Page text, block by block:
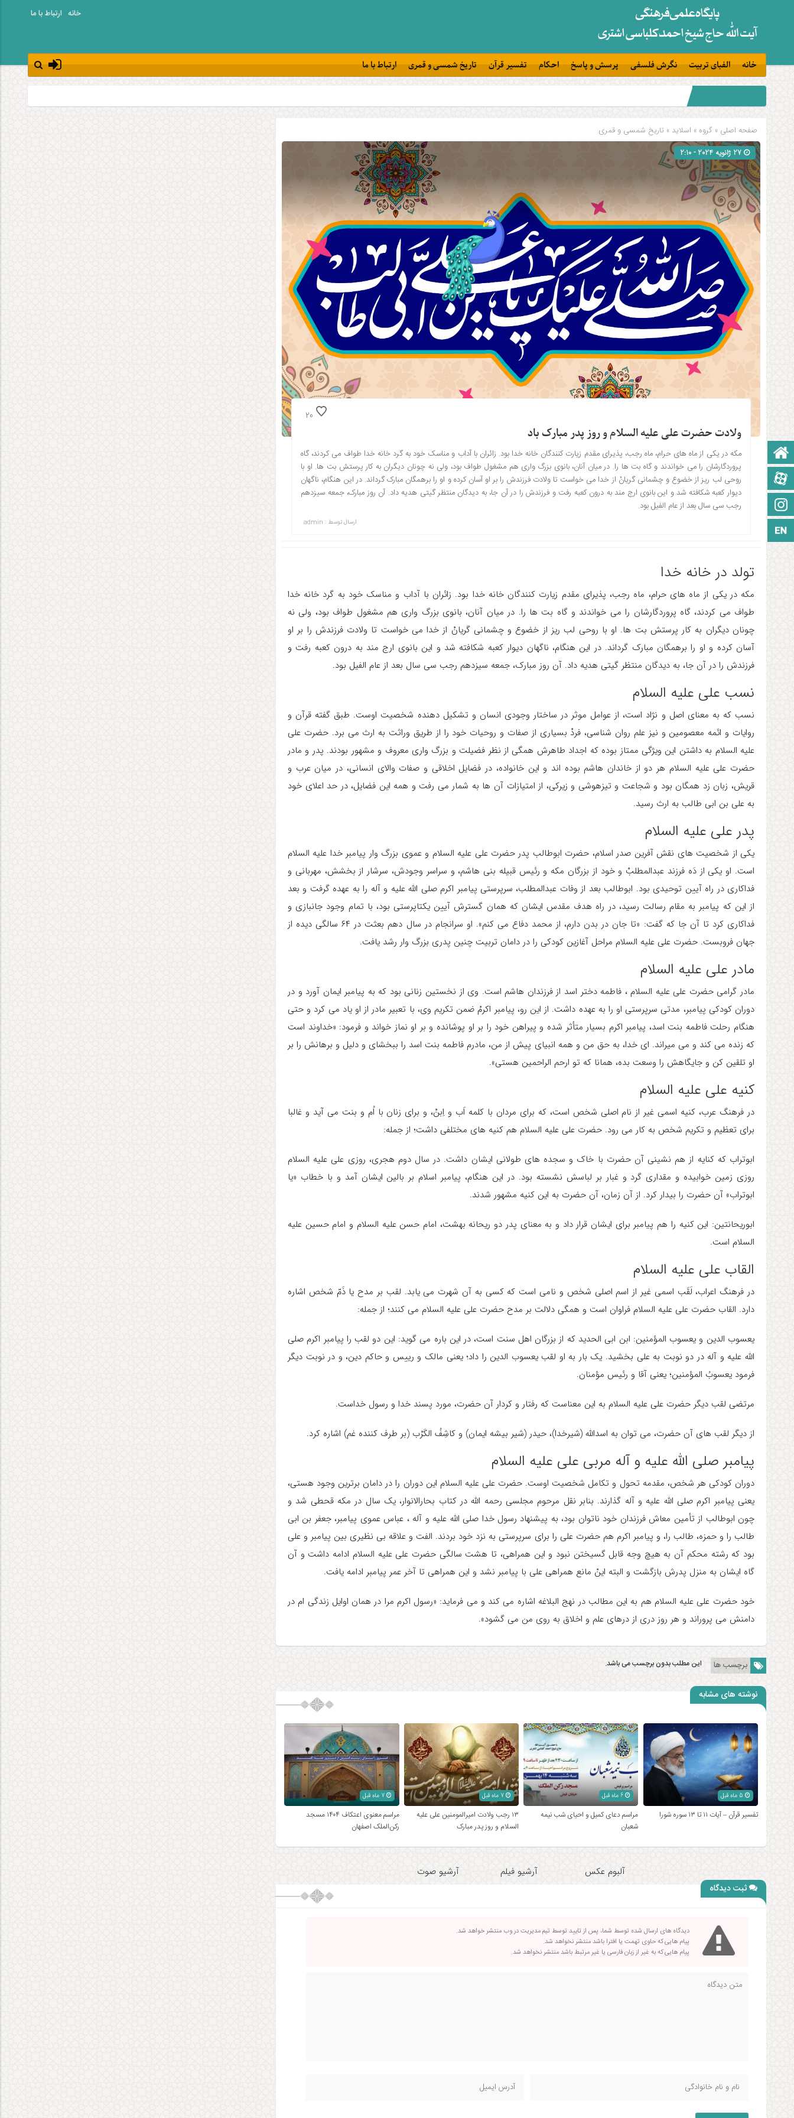
خانه ارتباط با ما
خانه الفبای تربیت نگرش فلسفی پرسش و پاسخ احکام تفسیر قرآن تاریخ شمسی و قمری ارتباط با ما
صفحه نخست
اینستاگرام
صفحه اصلی » گروه » اسلاید » تاریخ شمسی و قمری
20
ولادت حضرت علی علیه السلام و روز پدر مبارک باد
مکه در یکی از ماه های حرام، ماه رجب، پذیرای مقدم زیارت کنندگان خانه خدا بود. زائران با آداب و مناسک خود به گرد خانه خدا طواف می کردند، گاه
پروردگارشان را می خواندند و گاه بت ها را. در میان آنان، بانوی بزرگ واری هم مشغول طواف بود، ولی نه چونان دیگران به کار پرستش بت ها. او با
روحی لب ریز از خضوع و چشمانی گریانْ از خدا می خواست تا ولادت فرزندش را بر او آسان کرده و او را برهمگان مبارک گرداند. در این هنگام، ناگهان
دیوار کعبه شکافته شد و این بانوی ارج مند به درون کعبه رفت و فرزندش را در آن جا، به دیدگان منتظر گیتی هدیه داد. آن روز مبارک، جمعه سیزدهم
رجب سی سال بعد از عام الفیل بود.
ارسال توسط : admin
تولد در خانه خدا
مکه در یکی از ماه های حرام، ماه رجب، پذیرای مقدم زیارت کنندگان خانه خدا بود. زائران با آداب و مناسک خود به گرد خانه خدا
طواف می کردند، گاه پروردگارشان را می خواندند و گاه بت ها را. در میان آنان، بانوی بزرگ واری هم مشغول طواف بود، ولی نه
چونان دیگران به کار پرستش بت ها. او با روحی لب ریز از خضوع و چشمانی گریانْ از خدا می خواست تا ولادت فرزندش را بر او
آسان کرده و او را برهمگان مبارک گرداند. در این هنگام، ناگهان دیوار کعبه شکافته شد و این بانوی ارج مند به درون کعبه رفت و
فرزندش را در آن جا، به دیدگان منتظر گیتی هدیه داد. آن روز مبارک، جمعه سیزدهم رجب سی سال بعد از عام الفیل بود.
نسب علی علیه السلام
نسب که به معنای اصل و نژاد است، از عوامل موثر در ساختار وجودی انسان و تشکیل دهنده شخصیت اوست. طبق گفته قرآن و
روایات و ائمه معصومین و نیز علم روان شناسی، فردْ بسیاری از صفات و روحیات خود را از طریق وراثت به ارث می برد. حضرت علی
علیه السلام به داشتن این ویژگی ممتاز بوده که اجداد طاهرش همگی از نظر فضیلت و بزرگ واری معروف و مشهور بودند. پدر و مادر
حضرت علی علیه السلام هر دو از خاندان هاشم بوده اند و این خانواده، در فضایل اخلاقی و صفات والای انسانی، در میان عرب و
قریش، زبان زد همگان بود و شجاعت و تیزهوشی و زیرکی، از امتیازات آن ها به شمار می رفت و همه این فضایل، در حد اعلای خود
به علی بن ابی طالب به ارث رسید.
پدر علی علیه السلام
یکی از شخصیت های نقش آفرین صدر اسلام، حضرت ابوطالب پدر حضرت علی علیه السلام و عموی بزرگ وار پیامبر خدا علیه السلام
است. او یکی از دَه فرزند عبدالمطلبْ و خود از بزرگان مکه و رئیس قبیله بنی هاشم، و سراسر وجودش، سرشار از بخشش، مهربانی و
فداکاری در راه آیین توحیدی بود. ابوطالب بعد از وفات عبدالمطلب، سرپرستی پیامبر اکرم صلی الله علیه و آله را به عهده گرفت و بعد
از این که پیامبر به مقام رسالت رسید، در راه هدف مقدس ایشان که همان گسترش آیین یکتاپرستی بود، با تمام وجود جانبازی و
فداکاری کرد تا آن جا که گفت: «تا جان در بدن دارم، از محمد دفاع می کنم». او سرانجام در سال دهم بعثت در ۶۴ سالگی دیده از
جهان فروبست. حضرت علی علیه السلام مراحل آغازین کودکی را در دامان تربیت چنین پدری بزرگ وار رشد یافت.
مادر علی علیه السلام
مادر گرامی حضرت علی علیه السلام ، فاطمه دختر اسد از فرزندان هاشم است. وی از نخستین زنانی بود که به پیامبر ایمان آورد و در
دوران کودکی پیامبر، مدتی سرپرستی او را به عهده داشت. از این رو، پیامبر اکرمْ ضمن تکریم وی، با تعبیر مادر از او یاد می کرد و حتی
هنگام رحلت فاطمه بنت اسد، پیامبر اکرم بسیار متأثر شده و پیراهن خود را بر او پوشانده و بر او نماز خواند و فرمود: «خداوند است
که زنده می کند و می میراند. ای خدا، به حق من و همه انبیای پیش از من، مادرم فاطمه بنت اسد را ببخشای و دلیل و برهانش را بر
او تلقین کن و جایگاهش را وسعت بده، همانا که تو ارحم الراحمین هستی».
کنیه علی علیه السلام
در فرهنگ عرب، کنیه اسمی غیر از نام اصلی شخص است، که برای مردان با کلمه اَب و اِبنْ، و برای زنان با اُم و بنت می آید و غالبا
برای تعظیم و تکریم شخص به کار می رود. حضرت علی علیه السلام هم کنیه های مختلفی داشت؛ از جمله:
ابوتراب که کنایه از هم نشینی آن حضرت با خاک و سجده های طولانی ایشان داشت. در سال دوم هجری، روزی علی علیه السلام
روزی زمین خوابیده و مقداری گرد و غبار بر لباسش نشسته بود. در این هنگام، پیامبر اسلام بر بالین ایشان آمد و با خطاب «یا
ابوتراب» آن حضرت را بیدار کرد. از آن زمان، آن حضرت به این کنیه مشهور شدند.
ابوریحانتین: این کنیه را هم پیامبر برای ایشان قرار داد و به معنای پدر دو ریحانه بهشت، امام حسن علیه السلام و امام حسین علیه
السلام است.
القاب علی علیه السلام
در فرهنگ اعراب، لَقَب اسمی غیر از اسم اصلی شخص و نامی است که کسی به آن شهرت می یابد. لقب بر مدح یا ذَمّ شخص اشاره
دارد. القاب حضرت علی علیه السلام فراوان است و همگی دلالت بر مدح حضرت علی علیه السلام می کنند؛ از جمله:
یعسوب الدین و یعسوب المؤمنین: ابن ابی الحدید که از بزرگان اهل سنت است، در این باره می گوید: این دو لقب را پیامبر اکرم صلی
الله علیه و آله در دو نوبت به علی بخشید. یک بار به او لقب یعسوب الدین را داد؛ یعنی مالک و رییس و حاکم دین، و در نوبت دیگر
فرمود یعسوبُ المؤمنین؛ یعنی آقا و رئیس مؤمنان.
مرتضی لقب دیگر حضرت علی علیه السلام به این معناست که رفتار و کردار آن حضرت، مورد پسند خدا و رسول خداست.
از دیگر لقب های آن حضرت، می توان به اسداللّه (شیرخدا)، حیدر (شیر بیشه ایمان) و کاشِفُ الکَرْب (بر طرف کننده غم) اشاره کرد.
پیامبر صلی الله علیه و آله مربی علی علیه السلام
دوران کودکی هر شخص، مقدمه تحول و تکامل شخصیت اوست. حضرت علی علیه السلام این دوران را در دامان برترین وجود هستی،
یعنی پیامبر اکرم صلی الله علیه و آله گذارند. بنابر نقل مرحوم مجلسی رحمه الله در کتاب بحارالانوار، یک سال در مکه قحطی شد و
چون ابوطالب از تأمین معاش فرزندان خود ناتوان بود، به پیشنهاد رسول خدا صلی الله علیه و آله ، عباس عموی پیامبر، جعفر بن ابی
طالب را و حمزه، طالب را، و پیامبر اکرم هم حضرت علی را برای سرپرستی به نزد خود بردند. الفت و علاقه بی نظیری بین پیامبر و علی
بود که رشته محکم آن به هیچ وجه قابل گسیختن نبود و این همراهی، تا هشت سالگی حضرت علی علیه السلام ادامه داشت و آن
گاه ایشان به منزل پدرش بازگشت و البته اینْ مانع همراهی علی با پیامبر نشد و این همراهی تا آخر عمر پیامبر ادامه یافت.
خود حضرت علی علیه السلام هم به این مطالب در نهج البلاغه اشاره می کند و می فرماید: «رسول اکرم مرا در همان اوایل زندگی ام در
دامنش می پروراند و هر روز دری از درهای علم و اخلاق به روی من می گشود».
برچسب ها این مطلب بدون برچسب می باشد.
نوشته های مشابه
تفسیر قرآن – آیات ۱۱ تا ۱۳ سوره شورا
6 ماه قبل
مراسم دعای کمیل و احیای شب نیمه
شعبان
7 ماه قبل
۱۳ رجب ولادت امیرالمومنین علی علیه
السلام و روز پدر مبارک
7 ماه قبل
مراسم معنوی اعتکاف ۱۴۰۴ مسجد
رکن‌الملک اصفهان
آلبوم عکس آرشیو فیلم
آرشیو صوت
ثبت دیدگاه
دیدگاه های ارسال شده توسط شما، پس از تایید توسط تیم مدیریت در وب منتشر خواهد شد.
پیام هایی که حاوی تهمت یا افترا باشد منتشر نخواهد شد.
پیام هایی که به غیر از زبان فارسی یا غیر مرتبط باشد منتشر نخواهد شد.